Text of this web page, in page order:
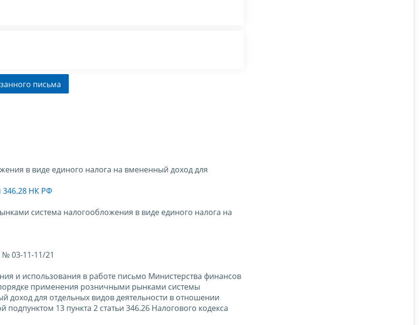
письма
в виде единого налога на вмененный доход для
346.28 НК РФ
система налогообложения в виде единого налога на
03-11-11/21
и использования в работе письмо Министерства финансов
применения розничными рынками системы
доход для отдельных видов деятельности в отношении
13 пункта 2 статьи 346.26 Налогового кодекса